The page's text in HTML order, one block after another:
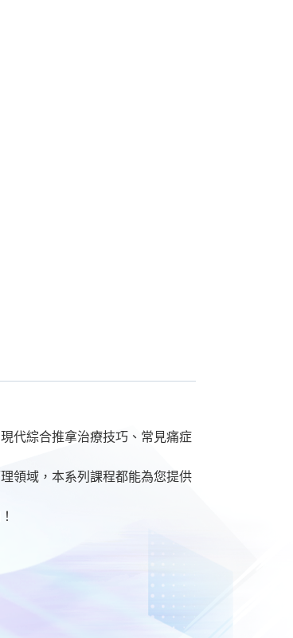
代綜合推拿治療技巧、常見痛症
領域，本系列課程都能為您提供